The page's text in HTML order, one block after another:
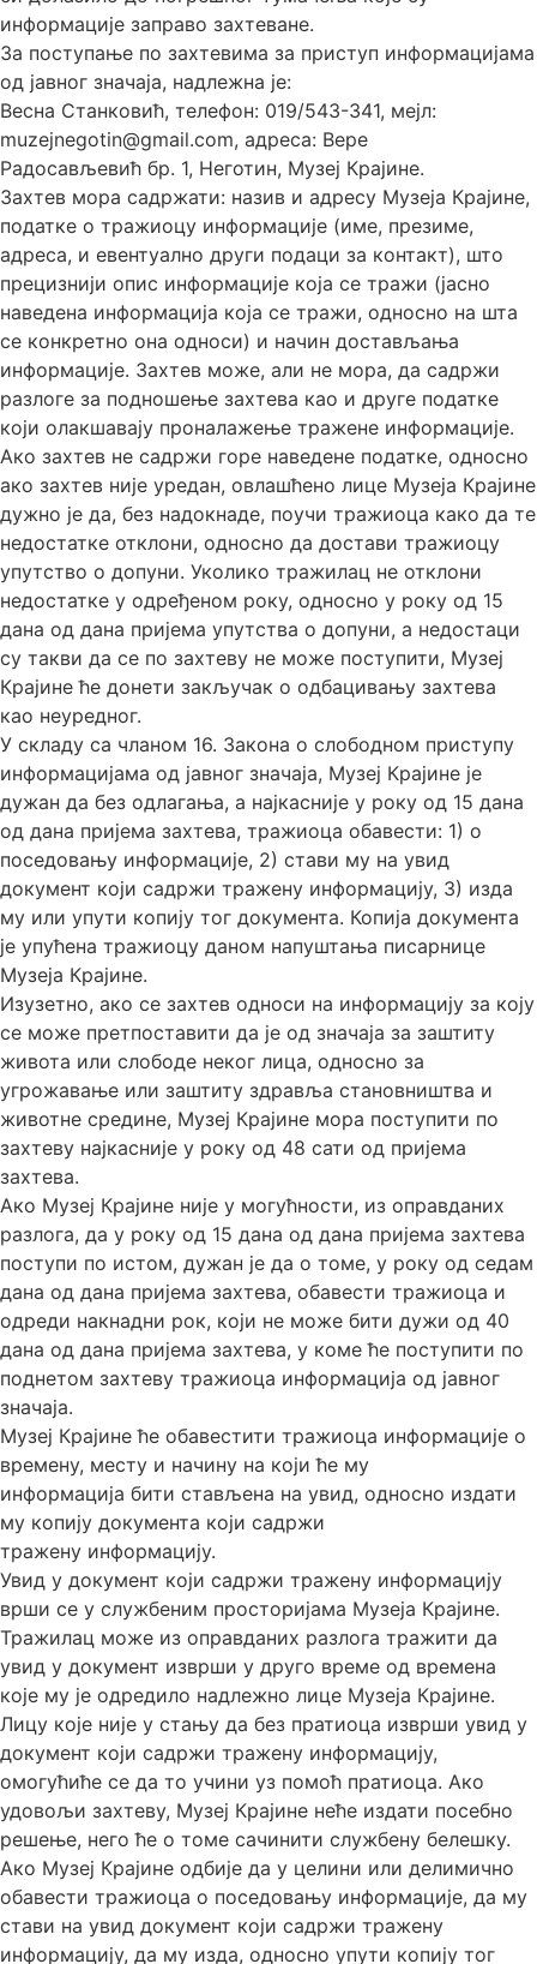
информације заправо захтеване.
За поступање по захтевима за приступ информацијама
од јавног значаја, надлежна је:
Весна Станковић, телефон: 019/543-341, мејл:
muzejnegotin@gmail.com, адреса: Вере
Радосављевић бр. 1, Неготин, Музеј Крајине.
Захтев мора садржати: назив и адресу Музеја Крајине,
податке о тражиоцу информације (име, презиме,
адреса, и евентуално други подаци за контакт), што
прецизнији опис информације која се тражи (јасно
наведена информација која се тражи, односно на шта
се конкретно она односи) и начин достављања
информације. Захтев може, али не мора, да садржи
разлоге за подношење захтева као и друге податке
који олакшавају проналажење тражене информације.
Ако захтев не садржи горе наведене податке, односно
ако захтев није уредан, овлашћено лице Музеја Крајине
дужно је да, без надокнаде, поучи тражиоца како да те
недостатке отклони, односно да достави тражиоцу
упутство о допуни. Уколико тражилац не отклони
недостатке у одређеном року, односно у року од 15
дана од дана пријема упутства о допуни, а недостаци
су такви да се по захтеву не може поступити, Музеј
Крајине ће донети закључак о одбацивању захтева
као неуредног.
У складу са чланом 16. Закона о слободном приступу
информацијама од јавног значаја, Музеј Крајине је
дужан да без одлагања, а најкасније у року од 15 дана
од дана пријема захтева, тражиоца обавести: 1) о
поседовању информације, 2) стави му на увид
документ који садржи тражену информацију, 3) изда
му или упути копију тог документа. Копија документа
је упућена тражиоцу даном напуштања писарнице
Музеја Крајине.
Изузетно, ако се захтев односи на информацију за коју
се може претпоставити да је од значаја за заштиту
живота или слободе неког лица, односно за
угрожавање или заштиту здравља становништва и
животне средине, Музеј Крајине мора поступити по
захтеву најкасније у року од 48 сати од пријема
захтева.
Ако Музеј Крајине није у могућности, из оправданих
разлога, да у року од 15 дана од дана пријема захтева
поступи по истом, дужан је да о томе, у року од седам
дана од дана пријема захтева, обавести тражиоца и
одреди накнадни рок, који не може бити дужи од 40
дана од дана пријема захтева, у коме ће поступити по
поднетом захтеву тражиоца информација од јавног
значаја.
Музеј Крајине ће обавестити тражиоца информације о
времену, месту и начину на који ће му
информација бити стављена на увид, односно издати
му копију документа који садржи
тражену информацију.
Увид у документ који садржи тражену информацију
врши се у службеним просторијама Музеја Крајине.
Тражилац може из оправданих разлога тражити да
увид у документ изврши у друго време од времена
које му је одредило надлежно лице Музеја Крајине.
Лицу које није у стању да без пратиоца изврши увид у
документ који садржи тражену информацију,
омогућиће се да то учини уз помоћ пратиоца. Ако
удовољи захтеву, Музеј Крајине неће издати посебно
решење, него ће о томе сачинити службену белешку.
Ако Музеј Крајине одбије да у целини или делимично
обавести тражиоца о поседовању информације, да му
стави на увид документ који садржи тражену
информацију, да му изда, односно упути копију тог